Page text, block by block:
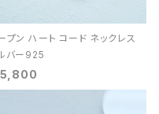
プン ハート コード ネックレス
バー925